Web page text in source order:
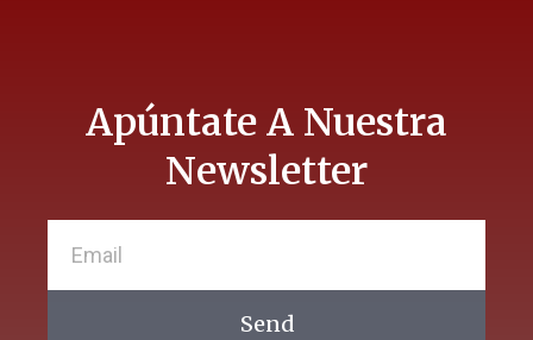
Apúntate A Nuestra
Newsletter
Send